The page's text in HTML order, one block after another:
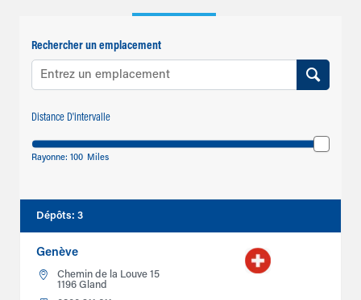
Rechercher un emplacement
Distance D'intervalle
Rayonne: 100 Miles
Dépôts: 3
Genève
Chemin de la Louve 15
1196 Gland